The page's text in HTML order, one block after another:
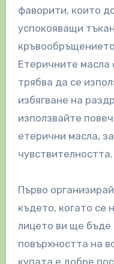
фаворити, които
успокояващи
Етеричните
трябва да се
избягване на
използвайте
етерични масла,
чувствителността.
Първо
където, когато се
лицето ви ще бъде
повърхността на